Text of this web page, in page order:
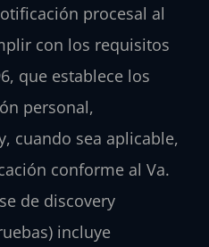
procesal al
con los requisitos
que establece los
personal,
cuando sea aplicable,
conforme al Va.
de discovery
incluye